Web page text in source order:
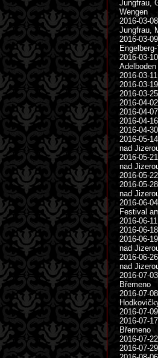
Jungfrau,
Wengen
2016-03-
Jungfrau,
2016-03-
2016-03-
Adelboden
2016-03-
2016-03-
2016-03-
2016-04-
2016-04-
2016-04-
2016-04-
2016-05-
nad
2016-05-
nad
2016-05-
2016-05-
nad
2016-06-
Festival
2016-06-
2016-06-
2016-06-
nad
2016-06-
nad
2016-07-
Břemeno
2016-07-
2016-07-
2016-07-
Břemeno
2016-07-
2016-07-